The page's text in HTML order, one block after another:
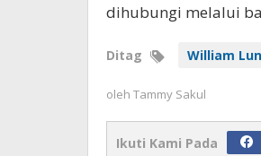
dihubungi melalui
Ditag William
oleh Tammy Sakul
Ikuti Kami Pada